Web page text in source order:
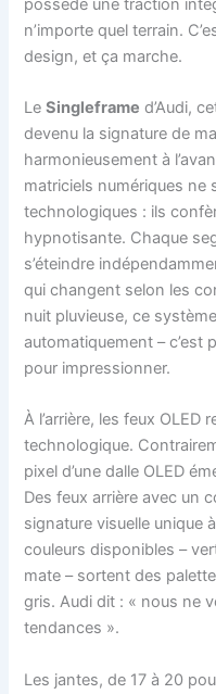
n’importe quel terrain.
design, et ça marche.
LeSingleframe d’Audi,
devenu la signature de
harmonieusement à
matriciels numériques ne
technologiques : ils
hypnotisante. Chaque
s’éteindre
qui changent selon les
nuit pluvieuse, ce
automatiquement – c’est
pour impressionner.
À l’arrière, les feux OLED
technologique.
pixel d’une dalle OLED
Des feux arrière avec un
signature visuelle unique
couleurs disponibles –
mate – sortent des
gris. Audi dit : « nous ne
tendances ».
Les jantes, de 17 à 20